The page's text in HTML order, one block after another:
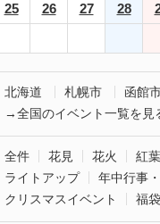
25 26 27 28
北海道 札幌市
函館
→全国のイベント一覧を見
全件 花見 花火
紅葉
ライトアップ
年中行事
クリスマスイベント
福